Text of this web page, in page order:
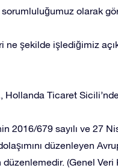
olarak
şekilde işlediğimiz
Hollanda Ticaret
2016/679 sayılı ve 27
düzenleyen
(Genel Veri